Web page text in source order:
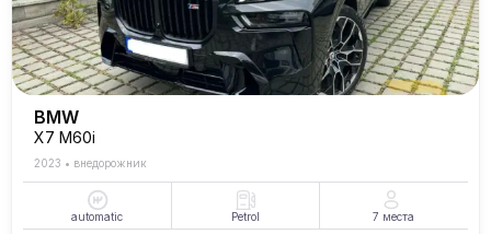
BMW
X7 M60i
2023 • внедорожник
automatic Petrol 7 места